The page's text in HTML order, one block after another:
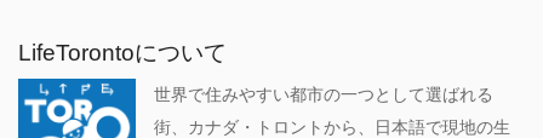
LifeTorontoについて
世界で住みやすい都市の一つとして選ばれる
街、カナダ・トロントから、日本語で現地の生